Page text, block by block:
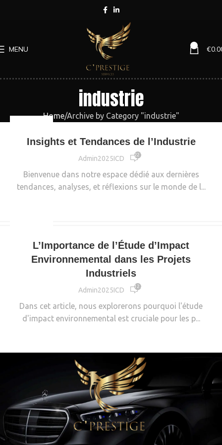
MENU €
industrie
Home Archive by Category "industrie"
Insights et Tendances de l’Industrie
Admin2025ICD 22 169
Bienvenue dans notre espace dédié aux dernières
tendances, analyses, et réflexions sur le monde de l...
L’Importance de l’Étude d’Impact
Environnemental dans les Projets
Industriels
Admin2025ICD 12 236
Dans cet article, nous explorerons pourquoi l'étude
d'impact environnemental est cruciale pour les p...